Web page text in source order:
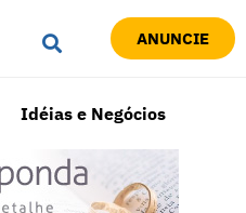
ANUNCIE
Idéias e Negócios